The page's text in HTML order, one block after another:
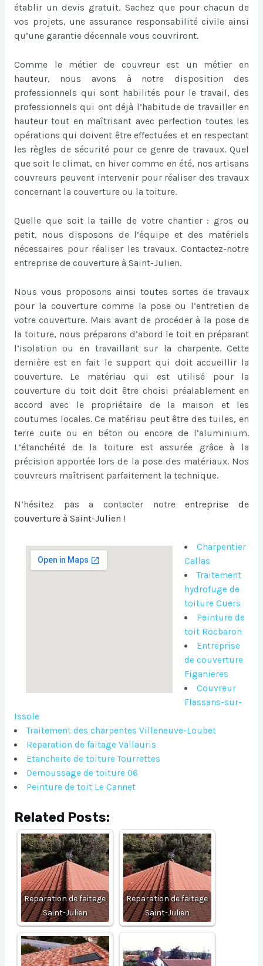
établir un devis gratuit. Sachez que pour chacun de
vos projets, une assurance responsabilité civile ainsi
qu’une garantie décennale vous couvriront.
Comme le métier de couvreur est un métier en
hauteur, nous avons à notre disposition des
professionnels qui sont habilités pour le travail, des
professionnels qui ont déjà l’habitude de travailler en
hauteur tout en maîtrisant avec perfection toutes les
opérations qui doivent être effectuées et en respectant
les règles de sécurité pour ce genre de travaux. Quel
que soit le climat, en hiver comme en été, nos artisans
couvreurs peuvent intervenir pour réaliser des travaux
concernant la couverture ou la toiture.
Quelle que soit la taille de votre chantier : gros ou
petit, nous disposons de l’équipe et des matériels
nécessaires pour réaliser les travaux. Contactez-notre
entreprise de couverture à Saint-Julien.
Nous vous proposons ainsi toutes sortes de travaux
pour la couverture comme la pose ou l’entretien de
votre couverture. Mais avant de procéder à la pose de
la toiture, nous préparons d’abord le toit en préparant
l’isolation ou en travaillant sur la charpente. Cette
dernière est en fait le support qui doit accueillir la
couverture. Le matériau qui est utilisé pour la
couverture du toit doit être choisi préalablement en
accord avec le propriétaire de la maison et les
coutumes locales. Ce matériau peut être des tuiles, en
terre cuite ou en béton ou encore de l’aluminium.
L’étanchéité de la toiture est assurée grâce à la
précision apportée lors de la pose des matériaux. Nos
couvreurs maîtrisent parfaitement la technique.
N’hésitez pas a contacter notreentreprise de
couverture à Saint-Julien !
Charpentier
Callas
Traitement
hydrofuge de
toiture Cuers
Peinture de
toit Rocbaron
Entreprise
de couverture
Figanieres
Couvreur
Flassans-sur-
Issole
Traitement des charpentes Villeneuve-Loubet
Reparation de faitage Vallauris
Etancheite de toiture Tourrettes
Demoussage de toiture 06
Peinture de toit Le Cannet
Related Posts:
Reparation de faitage
Saint-Julien
Reparation de faitage
Saint-Julien